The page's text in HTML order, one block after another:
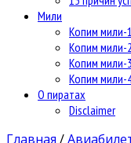
Мили
Копим мили-
Копим мили-2
Копим мили-3
Копим мили-
О пиратах
Disclaimer
Главная /